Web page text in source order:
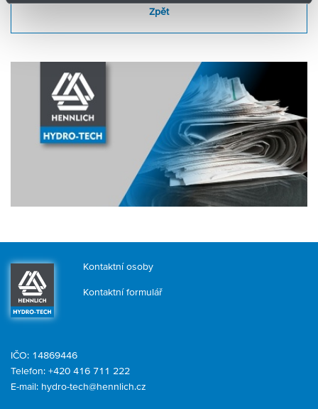
Zpět
Kontaktní osoby
Kontaktní formulář
IČO: 14869446
Telefon: +420 416 711 222
E-mail: hydro-tech@hennlich.cz